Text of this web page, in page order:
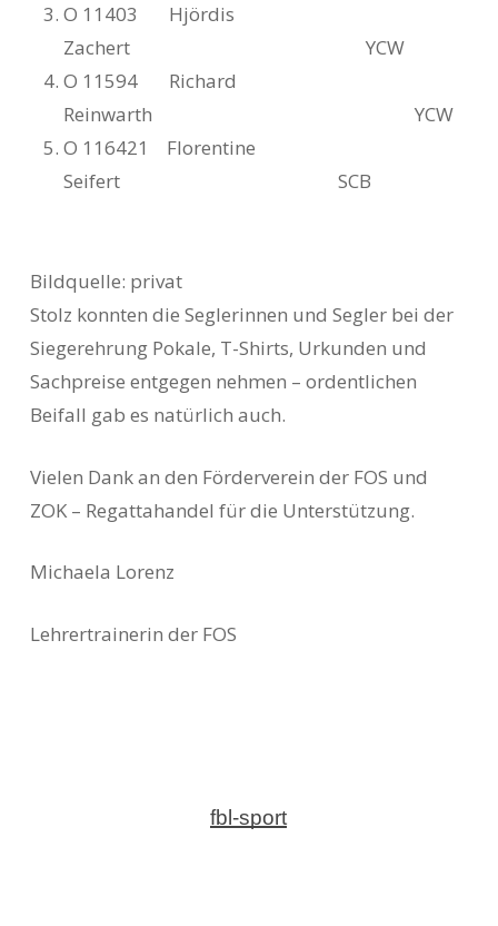
O 11403 Hjördis
Zachert YCW
O 11594 Richard
Reinwarth YCW
O 116421 Florentine
Seifert SCB
Bildquelle: privat
Stolz konnten die Seglerinnen und Segler bei der
Siegerehrung Pokale, T-Shirts, Urkunden und
Sachpreise entgegen nehmen – ordentlichen
Beifall gab es natürlich auch.
Vielen Dank an den Förderverein der FOS und
ZOK – Regattahandel für die Unterstützung.
Michaela Lorenz
Lehrertrainerin der FOS
fbl-sport